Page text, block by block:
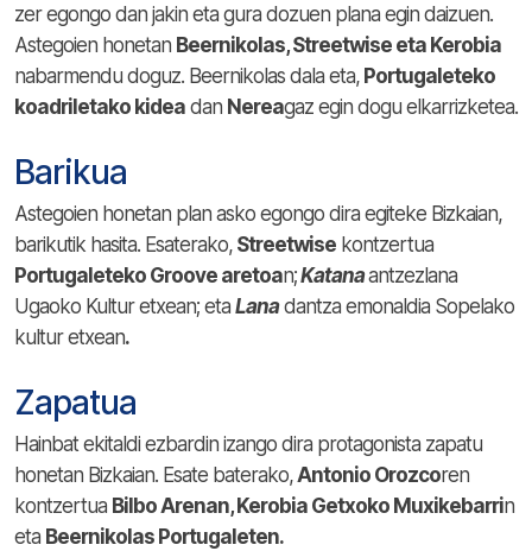
zer egongo dan jakin eta gura dozuen plana egin daizuen.
Astegoien honetan Beernikolas, Streetwise eta Kerobia
nabarmendu doguz. Beernikolas dala eta, Portugaleteko
koadriletako kidea dan Nereagaz egin dogu elkarrizketea.
Barikua
Astegoien honetan plan asko egongo dira egiteke Bizkaian,
barikutik hasita. Esaterako, Streetwise kontzertua
Portugaleteko Groove aretoan;Katanaantzezlana
Ugaoko Kultur etxean; eta Lana dantza emonaldia Sopelako
kultur etxean.
Zapatua
Hainbat ekitaldi ezbardin izango dira protagonista zapatu
honetan Bizkaian. Esate baterako,Antonio Orozcoren
kontzertua Bilbo Arenan, Kerobia Getxoko Muxikebarrin
eta Beernikolas Portugaleten.